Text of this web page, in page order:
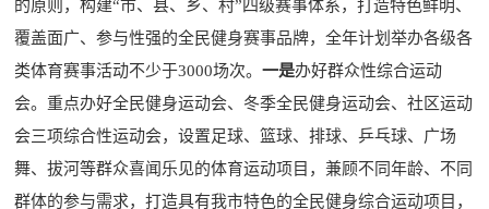
的原则，构建“市、县、乡、村”四级赛事体系，打造特色鲜明、
覆盖面广、参与性强的全民健身赛事品牌，全年计划举办各级各
类体育赛事活动不少于3000场次。一是办好群众性综合运动
会。重点办好全民健身运动会、冬季全民健身运动会、社区运动
会三项综合性运动会，设置足球、篮球、排球、乒乓球、广场
舞、拔河等群众喜闻乐见的体育运动项目，兼顾不同年龄、不同
群体的参与需求，打造具有我市特色的全民健身综合运动项目，